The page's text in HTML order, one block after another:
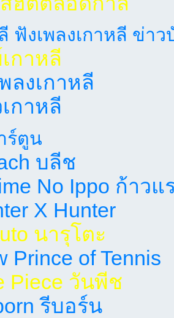
ฟังเพลงเกาหลี ข่าว
กาหลี
ลงเกาหลี
กาหลี
ร์ตูน
บลีช
No Ippo ก้าวแ
X Hunter
นารุโตะ
Prince of Tennis
Piece วันพีช
รีบอร์น